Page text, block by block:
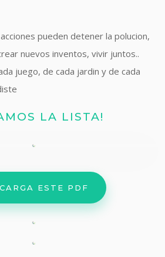
pueden detener la polucion,
nuevos inventos, vivir juntos..
juego, de cada jardin y de cada
LA LISTA!
ESTE PDF